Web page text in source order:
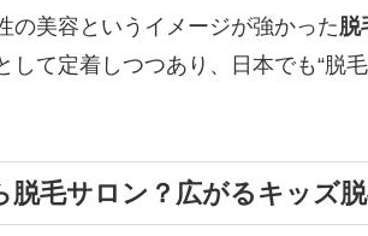
の美容というイメージが強かった脱
して定着しつつあり、日本でも“脱
脱毛サロン？広がるキッズ